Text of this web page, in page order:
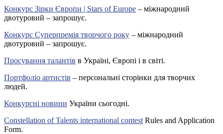
Конкурс Зірки Європи | Stars of Europe – міжнародний
двотуровий – запрошує.
Конкурс Суперпремія творчого року – міжнародний
двотуровий – запрошує.
Просування талантів в Україні, Європі і в світі.
Портфоліо артистів – персональні сторінки для творчих
людей.
Конкурсні новини України сьогодні.
Constellation of Talents international contest Rules and Application
Form.